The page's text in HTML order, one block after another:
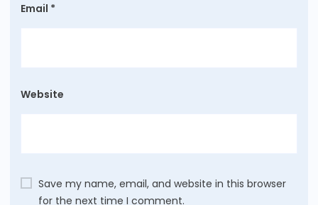
Email *
Website
Save my name, email, and website in this browser
for the next time I comment.